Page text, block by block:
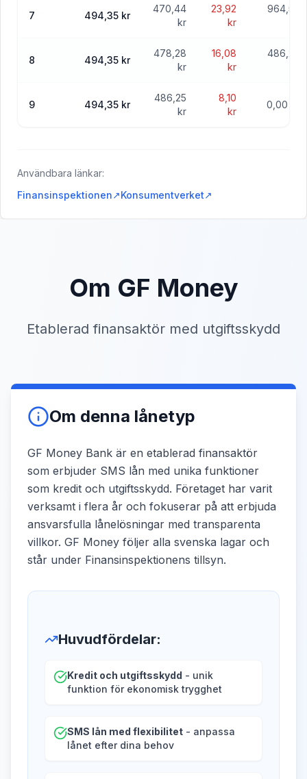
7 494,35 kr
470,44
kr
23,92
kr
964,53
8 494,35 kr
478,28
kr
16,08
kr
486,25
9 494,35 kr
486,25
kr
8,10
kr
0,00 kr
Användbara länkar:
Finansinspektionen↗Konsumentverket↗
Om GF Money
Etablerad finansaktör med utgiftsskydd
Om denna lånetyp
GF Money Bank är en etablerad finansaktör
som erbjuder SMS lån med unika funktioner
som kredit och utgiftsskydd. Företaget har varit
verksamt i flera år och fokuserar på att erbjuda
ansvarsfulla lånelösningar med transparenta
villkor. GF Money följer alla svenska lagar och
står under Finansinspektionens tillsyn.
Huvudfördelar:
Kredit och utgiftsskydd - unik
funktion för ekonomisk trygghet
SMS lån med flexibilitet - anpassa
lånet efter dina behov